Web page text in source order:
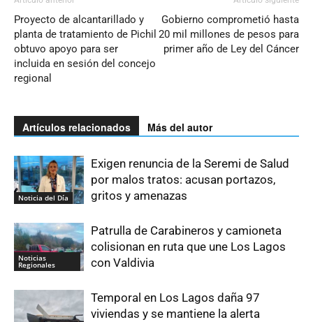
Proyecto de alcantarillado y
planta de tratamiento de Pichil
obtuvo apoyo para ser
incluida en sesión del concejo
regional
Gobierno comprometió hasta
20 mil millones de pesos para
primer año de Ley del Cáncer
Artículos relacionados Más del autor
Noticia del Día
Exigen renuncia de la Seremi de Salud
por malos tratos: acusan portazos,
gritos y amenazas
Noticias
Regionales
Patrulla de Carabineros y camioneta
colisionan en ruta que une Los Lagos
con Valdivia
Temporal en Los Lagos daña 97
viviendas y se mantiene la alerta